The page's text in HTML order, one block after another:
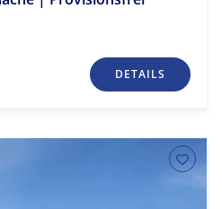
DETAILS